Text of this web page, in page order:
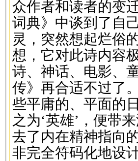
众作者和读者的变
词典》中谈到了自
灵，突然想起烂俗
想，它对此诗内容
诗、神话、电影、
传》再合适不过了
些平庸的、平面的
之为‘英雄’，便带
去了内在精神指向
非完全符码化地设